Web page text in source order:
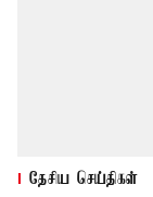
தேசிய செய்திகள்